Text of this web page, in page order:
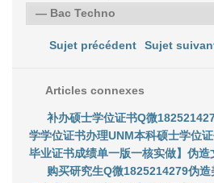
Sujet précédent Sujet
Articles connexes
补办硕士学位证书Q微
学学位证书办理UNM本科硕士学位
毕业证书成绩单一版一核实做】伪造
购买研究生Q微1825214279伪